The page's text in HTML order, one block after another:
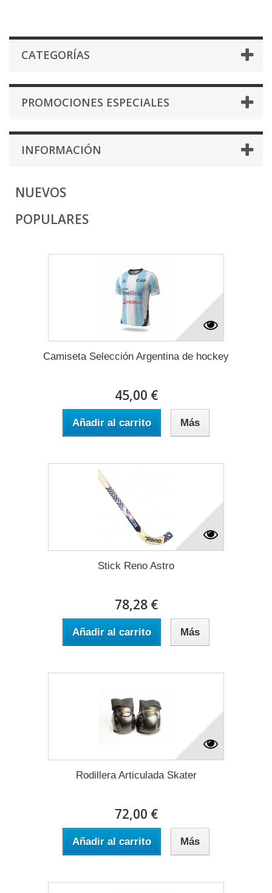
CATEGORÍAS
PROMOCIONES ESPECIALES
INFORMACIÓN
NUEVOS
POPULARES
Camiseta Selección Argentina de hockey
45,00 €
Añadir al carrito Más
Stick Reno Astro
78,28 €
Añadir al carrito Más
Rodillera Articulada Skater
72,00 €
Añadir al carrito Más